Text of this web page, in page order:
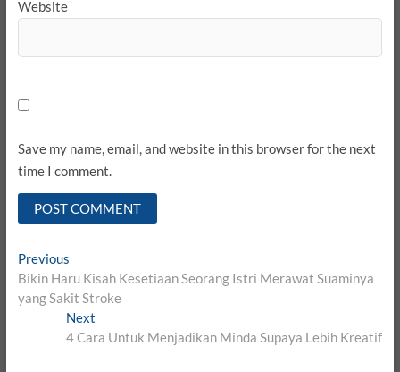
Website
Save my name, email, and website in this browser for the next
time I comment.
Post
navigation
PreviousPrevious
post:
Bikin Haru Kisah Kesetiaan Seorang Istri Merawat Suaminya
yang Sakit Stroke
Next
post:
4 Cara Untuk Menjadikan Minda Supaya Lebih Kreatif